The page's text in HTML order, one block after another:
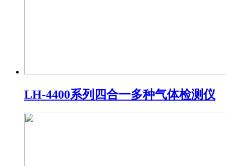
LH-4400系列四合一多种气体检测仪